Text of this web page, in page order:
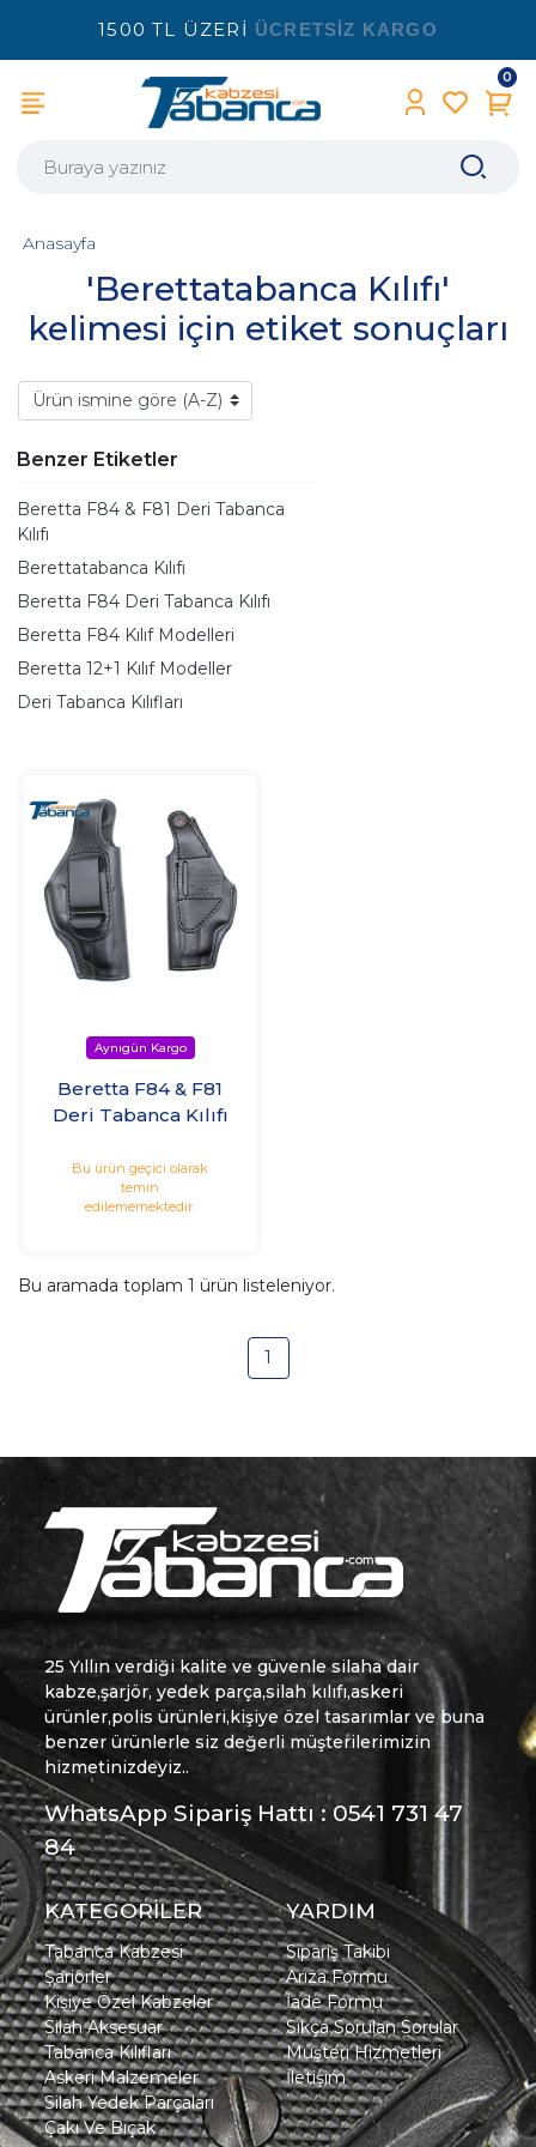
1500 TL ÜZERİ ÜCRETSİZ KARGO
0
'Berettatabanca Kılıfı'
kelimesi için etiket sonuçları
Anasayfa
Benzer Etiketler
Beretta F84 & F81 Deri Tabanca
Kılıfı
Berettatabanca Kılıfı
Beretta F84 Deri Tabanca Kılıfı
Beretta F84 Kılıf Modelleri
Beretta 12+1 Kılıf Modeller
Deri Tabanca Kılıfları
Beretta F84 & F81
Deri Tabanca Kılıfı
Bu ürün geçici olarak
temin
edilememektedir.
Bu aramada toplam 1 ürün listeleniyor.
1
25 Yıllın verdiği kalite ve güvenle silaha dair
kabze,şarjör, yedek parça,silah kılıfı,askeri
ürünler,polis ürünleri,kişiye özel tasarımlar ve buna
benzer ürünlerle siz değerli müşterilerimizin
hizmetinizdeyiz..
WhatsApp Sipariş Hattı : 0541 731 47
84
KATEGORİLER
Tabanca Kabzesi
Şarjörler
Kişiye Özel Kabzeler
Silah Aksesuar
Tabanca Kılıfları
Askeri Malzemeler
Silah Yedek Parçaları
Çakı Ve Bıçak
YARDIM
Sipariş Takibi
Arıza Formu
İade Formu
Sıkça Sorulan Sorular
Müşteri Hizmetleri
İletişim